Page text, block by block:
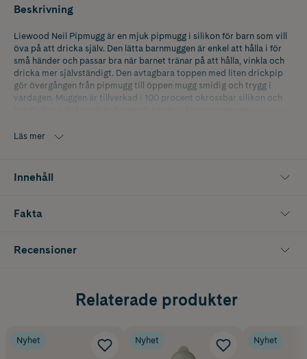
Beskrivning
Liewood Neil Pipmugg är en mjuk pipmugg i silikon för barn som vill
öva på att dricka själv. Den lätta barnmuggen är enkel att hålla i för
små händer och passar bra när barnet tränar på att hålla, vinkla och
dricka mer självständigt. Den avtagbara toppen med liten drickpip
gör övergången från pipmugg till öppen mugg smidig och trygg i
vardagen. Muggen är tillverkad i 100 procent okrossbar silikon och
Läs mer
Innehåll
Fakta
Recensioner
Relaterade produkter
Nyhet Nyhet Nyhet